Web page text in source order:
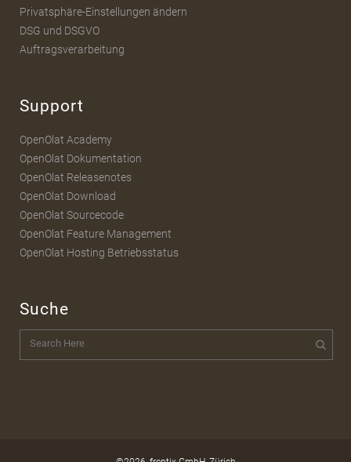
Privatsphäre-Einstellungen ändern
DSG und DSGVO
Auftragsverarbeitung
Support
OpenOlat Academy
OpenOlat Dokumentation
OpenOlat Releasenotes
OpenOlat Download
OpenOlat Sourcecode
OpenOlat Feature Management
OpenOlat Hosting Betriebsstatus
Suche